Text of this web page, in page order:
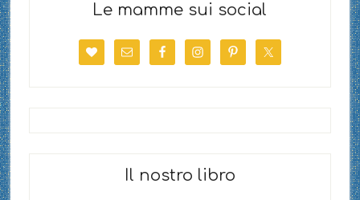
Le mamme sui social
Il nostro libro